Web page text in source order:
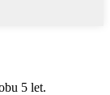
5 let.